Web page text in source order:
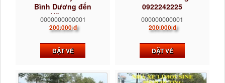
Bình Dương đến
Vũng...
0000000000001
200.000 đ
ĐẶT VÉ
0922242225
000000000001
200.000 đ
ĐẶT VÉ